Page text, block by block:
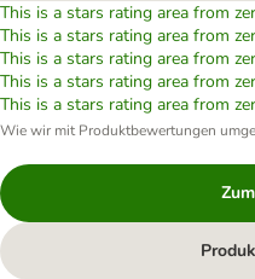
This is a stars rating area from
This is a stars rating area from
This is a stars rating area from
This is a stars rating area from
This is a stars rating area from
Wie wir mit Produktbewertungen